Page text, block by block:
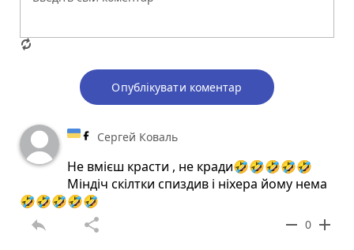
Опублікувати коментар
Сергей Коваль
Не вмієш красти , не кради🤣🤣🤣🤣🤣
Міндіч скілтки спиздив і ніхера йому нема
🤣🤣🤣🤣🤣
reply share remove 0 add